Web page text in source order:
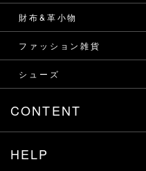
財布&革小物
ファッション雑貨
シューズ
CONTENT
HELP